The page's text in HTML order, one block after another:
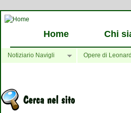
Home Chi
Notiziario Navigli Opere di